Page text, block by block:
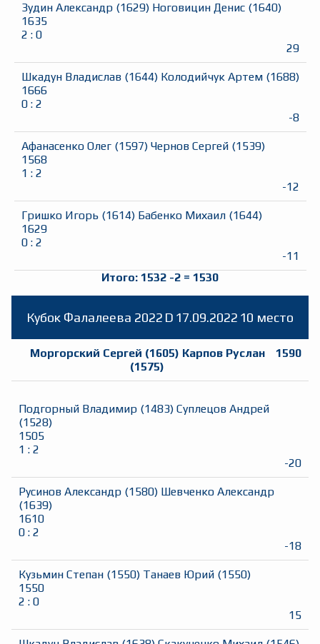
Зудин Александр (1629) Ноговицин Денис (1640)
1635
2 : 0
29
Шкадун Владислав (1644) Колодийчук Артем (1688)
1666
0: 2
-8
Афанасенко Олег (1597) Чернов Сергей (1539)
1568
1 : 2
-12
Гришко Игорь (1614) Бабенко Михаил (1644)
1629
0: 2
-11
Итого: 1532 -2 = 1530
Кубок Фалалеева 2022 D 17.09.2022 10 место
Моргорский Сергей (1605) Карпов Руслан
(1575)
1590
Подгорный Владимир (1483) Суплецов Андрей
(1528)
1505
1 : 2
-20
Русинов Александр (1580) Шевченко Александр
(1639)
1610
0 : 2
-18
Кузьмин Степан (1550) Танаев Юрий (1550)
1550
2 : 0
15